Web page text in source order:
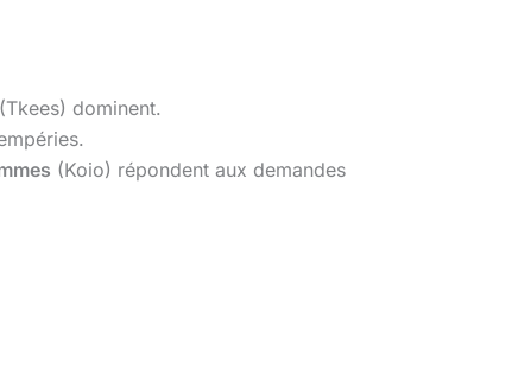
(Tkees) dominent.
(Koio) répondent aux demandes